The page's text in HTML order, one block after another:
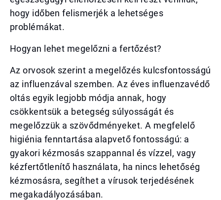
hogy időben felismerjék a lehetséges
problémákat.
Hogyan lehet megelőzni a fertőzést?
Az orvosok szerint a megelőzés kulcsfontosságú
az influenzával szemben. Az éves influenzavédő
oltás egyik legjobb módja annak, hogy
csökkentsük a betegség súlyosságát és
megelőzzük a szövődményeket. A megfelelő
higiénia fenntartása alapvető fontosságú: a
gyakori kézmosás szappannal és vízzel, vagy
kézfertőtlenítő használata, ha nincs lehetőség
kézmosásra, segíthet a vírusok terjedésének
megakadályozásában.